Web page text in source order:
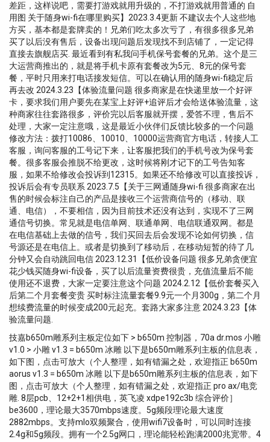
差距，这样说吧，需要打游戏就用升级的，不打游戏就用普通的 自
用图 关于随身wi-fi在哪里购买】2023.3.4更新 不建议去个人这些地
方买，基本都是套牌卖的！兄弟们吃太多次亏了，有很多很多兄弟
买了以后没有售后，设备出现问题后发现找不到店铺了，一定记得
直接去旗舰店买. 最近看到有私我问手机保号套餐的兄弟。这个是三
大运营商推出的，就是将手机卡原有套餐改为5元、8元的保号套
餐，平时只用来打电话接发短信。可以在确认用的随身wi-fi稳定后
再去改 2024.3.23【体验流量问题 很多商家是在快递里放一个好评
卡，要求我们用户要先在某宝上好评+追评后才会给送体验流量，这
种商家往往套路很多，评价完以后客服就开摆，爱答不理，售后不
处理，大家一定注意哦，这是最近小伙伴们反馈比较多的一个问题
修改方法：拨打10086、10010、10000运营商官方电话，转接人工
客服，询问客服的工号记下来，让客服把我们的手机号改为保号套
餐。很多客服会推脱不给更改，这时候将刚才记下的工号告知客
服，如果不给修改会投诉到12315。如果还不给修改可以直接投诉，
投诉后会有专员联系 2023.7.5【关于三网通随身wi-fi 很多商家在出
售的时候会标注自己的产品是接收三个运营商信号的（移动、联
通、电信），不要相信，因为目前技术还没有达到，实现不了三网
通信号切换。常见就是电信单网、联通单网、电信联通双网。都是
在电信基础上去做的信号，我们买回去后会发现不论如何切换，信
号源还是在电信上。或者是切换到了移动后，在移动短暂的待了几
分钟又会自动跳回电信 2023.12.31【低价设备问题 很多兄弟贪便宜
花少钱买随身wi-fi设备，买了以后流量资费很贵，充值流量后不能
使用还不退费，大家一定要注意这个问题 2024.2.12【低价套餐买入
后第二个月套餐变贵 买时标注流量套餐9.9元一个月300g，第二个月
想续费流量的时候变成200元起充。套路大家多注意 2024.3.23【体
验流量问题.
技嘉b650m雕系列主板定位如下 > b650m 控制器，70a dr.mos 小雕
v1.0 > 小雕 v1.3 = b650m 冰雕 以下是b650m雕系列主板的信息表，
如下图，点击可放大（个人整理，如有错漏之处，欢迎指正 b650m
aorus v1.3 = b650m 冰雕 以下是b650m雕系列主板的信息表，如下
图，点击可放大（个人整理，如有错漏之处，欢迎指正 pro ax/电竞
雕. 8层pcb、12+2+1相供电，英飞凌 xdpe192c3b 综合评价］
be3600，理论最大3570mbps速度。5g频段理论最大速度
2882mbps。支持mlo双频聚合，使用wifi7设备时，可以同时连接
2.4g和5g频段。拥有一个2.5g网口，理论能轻松跑满2000兆宽带。4